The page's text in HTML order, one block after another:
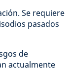
Se requiere
pasados
de
actualmente